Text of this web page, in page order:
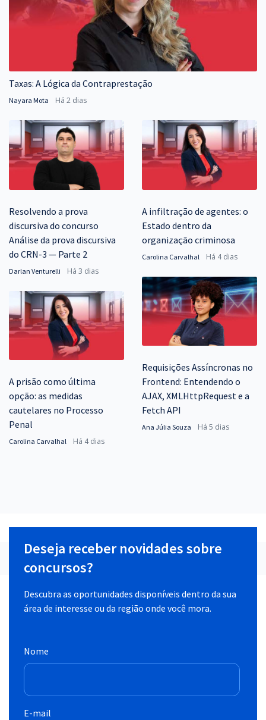
Taxas: A Lógica da Contraprestação
Nayara Mota Há 2 dias
Resolvendo a prova
discursiva do concurso
Análise da prova discursiva
do CRN-3 — Parte 2
Darlan Venturelli Há 3 dias
A prisão como última
opção: as medidas
cautelares no Processo
Penal
Carolina Carvalhal Há 4 dias
A infiltração de agentes: o
Estado dentro da
organização criminosa
Carolina Carvalhal Há 4 dias
Requisições Assíncronas no
Frontend: Entendendo o
AJAX, XMLHttpRequest e a
Fetch API
Ana Júlia Souza Há 5 dias
Deseja receber novidades sobre
concursos?
Descubra as oportunidades disponíveis dentro da sua
área de interesse ou da região onde você mora.
Nome
E-mail